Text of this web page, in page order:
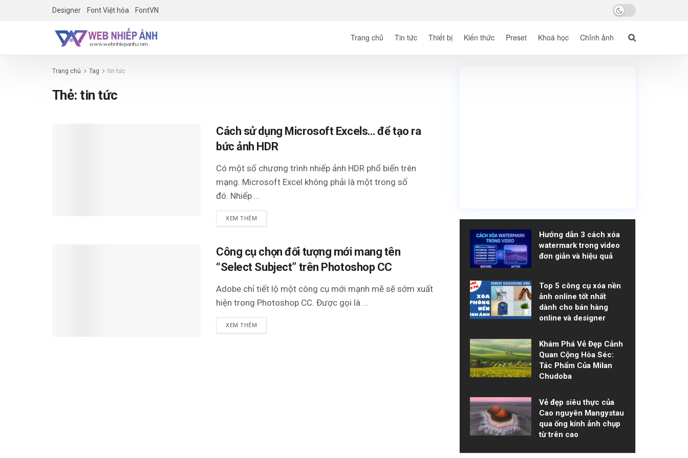
Designer Font Việt hóa FontVN
Trang chủ Tin tức Thiết bị Kiến thức Preset Khoá học Chỉnh ảnh
Trang chủ Tag tin tức
Thẻ: tin tức
Cách sử dụng Microsoft Excels… để tạo ra
bức ảnh HDR
Có một số chương trình nhiếp ảnh HDR phổ biến trên
mạng. Microsoft Excel không phải là một trong số
đó. Nhiếp ...
XEM THÊM
Công cụ chọn đối tượng mới mang tên
“Select Subject” trên Photoshop CC
Adobe chỉ tiết lộ một công cụ mới mạnh mẽ sẽ sớm xuất
hiện trong Photoshop CC. Được gọi là ...
XEM THÊM
Hướng dẫn 3 cách xóa
watermark trong video
đơn giản và hiệu quả
Top 5 công cụ xóa nền
ảnh online tốt nhất
dành cho bán hàng
online và designer
Khám Phá Vẻ Đẹp Cảnh
Quan Cộng Hòa Séc:
Tác Phẩm Của Milan
Chudoba
Vẻ đẹp siêu thực của
Cao nguyên Mangystau
qua ống kính ảnh chụp
từ trên cao